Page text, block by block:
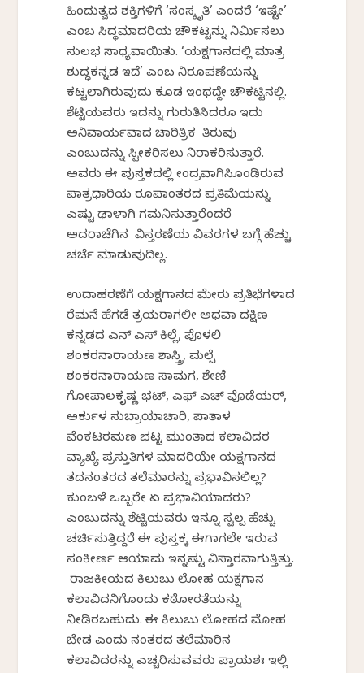
ಹಿಂದುತ್ವದ ಶಕ್ತಿಗಳಿಗೆ ‘ಸಂಸ್ಕೃತಿ’ ಎಂದರೆ ‘ಇಷ್ಟೇ’
ಎಂಬ ಸಿದ್ಧಮಾದರಿಯ ಚೌಕಟ್ಟನ್ನು ನಿರ್ಮಿಸಲು
ಸುಲಭ ಸಾಧ್ಯವಾಯಿತು. ‘ಯಕ್ಷಗಾನದಲ್ಲಿ ಮಾತ್ರ
ಶುದ್ಧಕನ್ನಡ ಇದೆ’ ಎಂಬ ನಿರೂಪಣೆಯನ್ನು
ಕಟ್ಟಲಾಗಿರುವುದು ಕೂಡ ಇಂಥದ್ದೇ ಚೌಕಟ್ಟಿನಲ್ಲಿ.
ಶೆಟ್ಟಿಯವರು ಇದನ್ನು ಗುರುತಿಸಿದರೂ ಇದು
ಅನಿವಾರ್ಯವಾದ ಚಾರಿತ್ರಿಕ ತಿರುವು
ಎಂಬುದನ್ನು ಸ್ವೀಕರಿಸಲು ನಿರಾಕರಿಸುತ್ತಾರೆ.
ಅವರು ಈ ಪುಸ್ತಕದಲ್ಲಿ ಕೇಂದ್ರವಾಗಿಸಿಕೊಂಡಿರುವ
ಪಾತ್ರಧಾರಿಯ ರೂಪಾಂತರದ ಪ್ರತಿಮೆಯನ್ನು
ಎಷ್ಟು ಢಾಳಾಗಿ ಗಮನಿಸುತ್ತಾರೆಂದರೆ
ಅದರಾಚೆಗಿನ ವಿಸ್ತರಣೆಯ ವಿವರಗಳ ಬಗ್ಗೆ ಹೆಚ್ಚು
ಚರ್ಚೆ ಮಾಡುವುದಿಲ್ಲ.
ಉದಾಹರಣೆಗೆ ಯಕ್ಷಗಾನದ ಮೇರು ಪ್ರತಿಭೆಗಳಾದ
ಕೆರೆಮನೆ ಹೆಗಡೆ ತ್ರಯರಾಗಲೀ ಅಥವಾ ದಕ್ಷಿಣ
ಕನ್ನಡದ ಎನ್ ಎಸ್ ಕಿಲ್ಲೆ, ಪೊಳಲಿ
ಶಂಕರನಾರಾಯಣ ಶಾಸ್ತ್ರಿ, ಮಲ್ಪೆ
ಶಂಕರನಾರಾಯಣ ಸಾಮಗ, ಶೇಣಿ
ಗೋಪಾಲಕೃಷ್ಣ ಭಟ್, ಎಫ್ ಎಚ್ ವೊಡೆಯರ್,
ಅರ್ಕುಳ ಸುಬ್ರಾಯಾಚಾರಿ, ಪಾತಾಳ
ವೆಂಕಟರಮಣ ಭಟ್ಟ ಮುಂತಾದ ಕಲಾವಿದರ
ವ್ಯಾಖ್ಯೆ ಪ್ರಸ್ತುತಿಗಳ ಮಾದರಿಯೇಕೆ ಯಕ್ಷಗಾನದ
ತದನಂತರದ ತಲೆಮಾರನ್ನು ಪ್ರಭಾವಿಸಲಿಲ್ಲ?
ಕುಂಬಳೆ ಒಬ್ಬರೇ ಏಕೆ ಪ್ರಭಾವಿಯಾದರು?
ಎಂಬುದನ್ನು ಶೆಟ್ಟಿಯವರು ಇನ್ನೂ ಸ್ವಲ್ಪ ಹೆಚ್ಚು
ಚರ್ಚಿಸುತ್ತಿದ್ದರೆ ಈ ಪುಸ್ತಕಕ್ಕೆ ಈಗಾಗಲೇ ಇರುವ
ಸಂಕೀರ್ಣ ಆಯಾಮ ಇನ್ನಷ್ಟು ವಿಸ್ತಾರವಾಗುತ್ತಿತ್ತು.
ರಾಜಕೀಯದ ಕಿಲುಬು ಲೋಹ ಯಕ್ಷಗಾನ
ಕಲಾವಿದನಿಗೊಂದು ಕಠೋರತೆಯನ್ನು
ನೀಡಿರಬಹುದು. ಈ ಕಿಲುಬು ಲೋಹದ ಮೋಹ
ಬೇಡ ಎಂದು ನಂತರದ ತಲೆಮಾರಿನ
ಕಲಾವಿದರನ್ನು ಎಚ್ಚರಿಸುವವರು ಪ್ರಾಯಶಃ ಇಲ್ಲಿ